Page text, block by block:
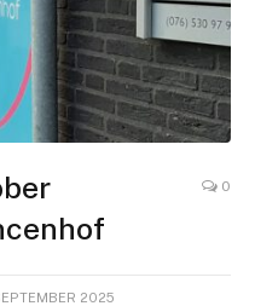
0
2025